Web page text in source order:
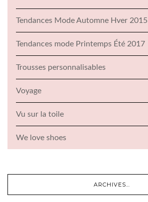
Tendances Mode Automne Hver 2015
Tendances mode Printemps Été 2017
Trousses personnalisables
Voyage
Vu sur la toile
We love shoes
ARCHIVES…